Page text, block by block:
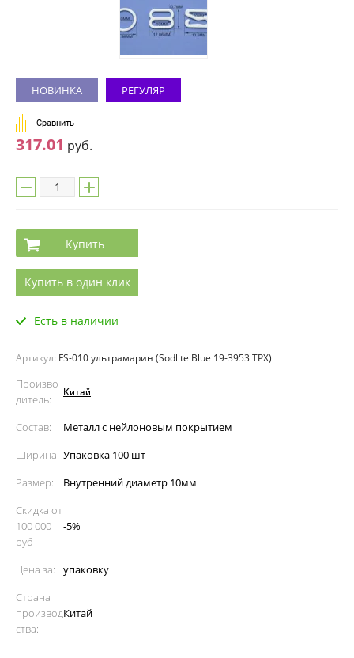
НОВИНКА РЕГУЛЯР
Сравнить
317.01 руб.
Купить
Купить в один клик
Есть в наличии
Артикул: FS-010 ультрамарин (Sodlite Blue 19-3953 TPX)
Произво
дитель:
Китай
Состав:
Металл с нейлоновым покрытием
Ширина: Упаковка 100 шт
Размер:
Внутренний диаметр 10мм
Скидка от
100 000
руб
-5%
Цена за:
упаковку
Страна
производ
ства:
Китай